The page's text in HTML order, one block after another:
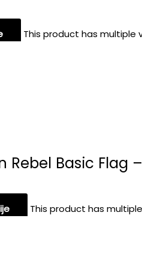
This product has multiple
Rebel Basic Flag
This product has